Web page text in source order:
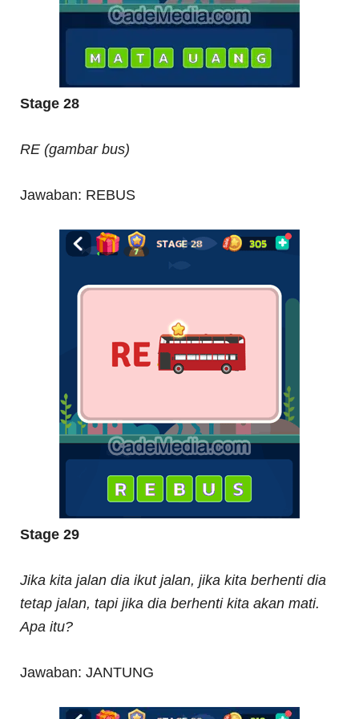
Stage 28
RE (gambar bus)
Jawaban: REBUS
Stage 29
Jika kita jalan dia ikut jalan, jika kita berhenti dia
tetap jalan, tapi jika dia berhenti kita akan mati.
Apa itu?
Jawaban: JANTUNG